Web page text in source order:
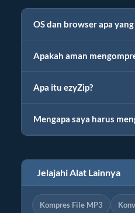
OS dan browser apa
Apakah aman
Apa itu ezyZip?
Mengapa saya harus
Jelajahi Alat Lainnya
Kompres File MP3